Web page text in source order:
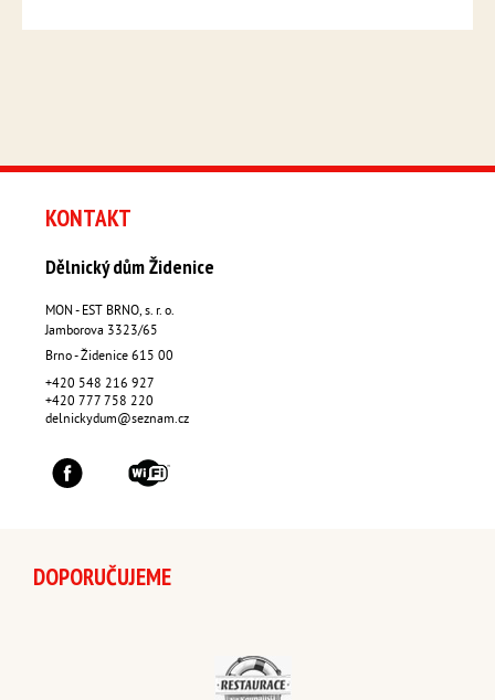
KONTAKT
Dělnický dům Židenice
MON - EST BRNO, s. r. o.
Jamborova 3323/65
Brno - Židenice 615 00
+420 548 216 927
+420 777 758 220
delnickydum@seznam.cz
DOPORUČUJEME